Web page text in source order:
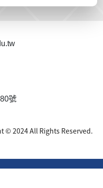
號
2024 All Rights Reserved.